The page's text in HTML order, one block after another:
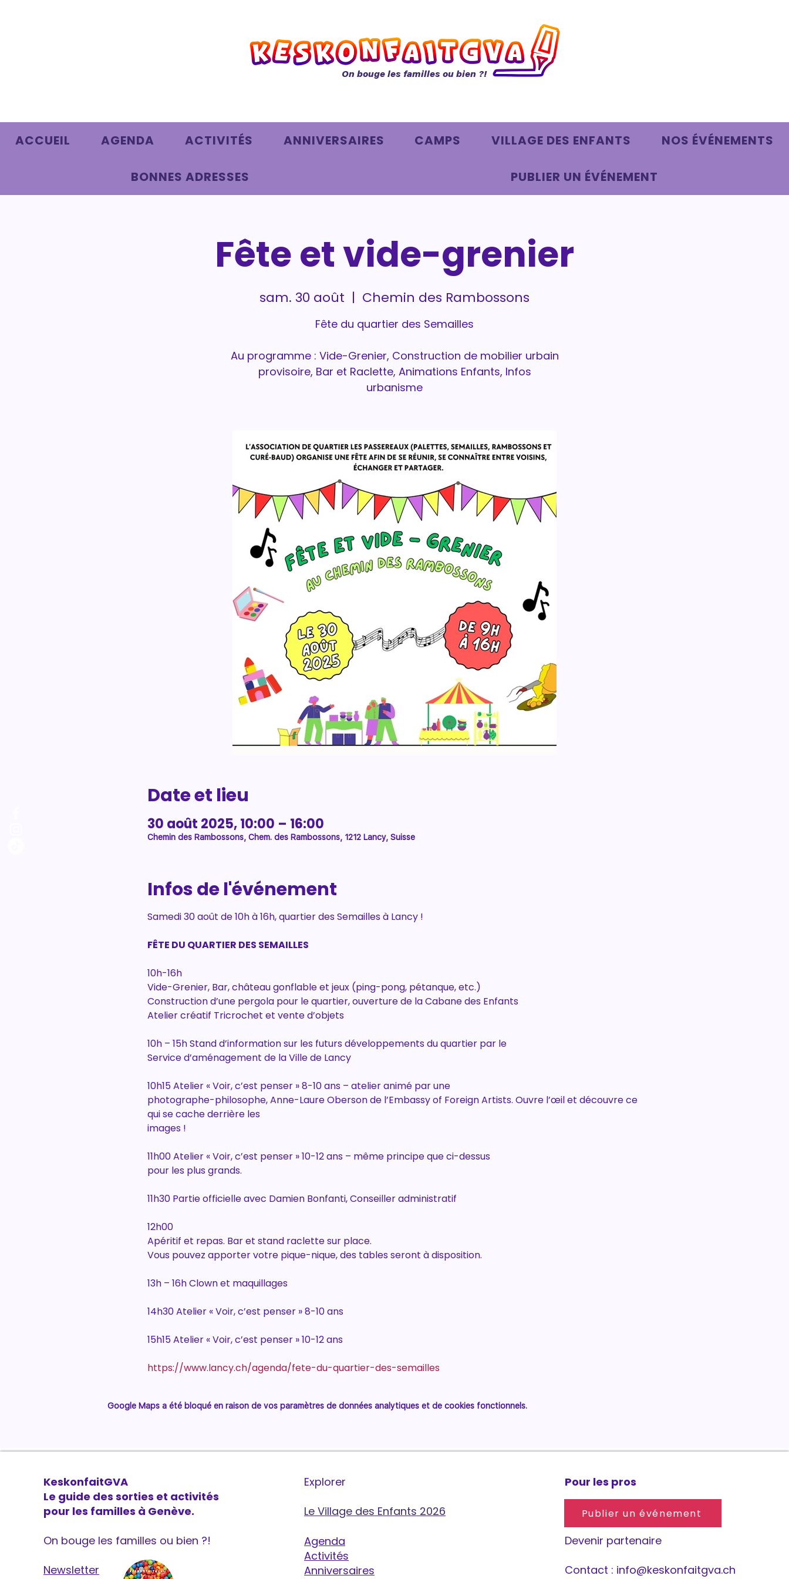
On bouge les familles ou bien ?!
ACCUEIL AGENDA ACTIVITÉS ANNIVERSAIRES CAMPS VILLAGE DES ENFANTS NOS ÉVÉNEMENTS
BONNES ADRESSES PUBLIER UN ÉVÉNEMENT
Fête et vide-grenier
sam. 30 août
  |
Chemin des Rambossons
Fête du quartier des Semailles
Au programme : Vide-Grenier, Construction de mobilier urbain
provisoire, Bar et Raclette, Animations Enfants, Infos
urbanisme
Date et lieu
30 août 2025, 10:00 – 16:00
Chemin des Rambossons, Chem. des Rambossons, 1212 Lancy, Suisse
Infos de l'événement
Samedi 30 août de 10h à 16h, quartier des Semailles à Lancy !
FÊTE DU QUARTIER DES SEMAILLES
10h-16h
Vide-Grenier, Bar, château gonflable et jeux (ping-pong, pétanque, etc.)
Construction d’une pergola pour le quartier, ouverture de la Cabane des Enfants
Atelier créatif Tricrochet et vente d’objets
10h – 15h Stand d’information sur les futurs développements du quartier par le
Service d’aménagement de la Ville de Lancy
10h15 Atelier « Voir, c’est penser » 8-10 ans – atelier animé par une
photographe-philosophe, Anne-Laure Oberson de l’Embassy of Foreign Artists. Ouvre l’œil et découvre ce
qui se cache derrière les
images !
11h00 Atelier « Voir, c’est penser » 10-12 ans – même principe que ci-dessus
pour les plus grands.
11h30 Partie officielle avec Damien Bonfanti, Conseiller administratif
12h00
Apéritif et repas. Bar et stand raclette sur place.
Vous pouvez apporter votre pique-nique, des tables seront à disposition.
13h – 16h Clown et maquillages
14h30 Atelier « Voir, c’est penser » 8-10 ans
15h15 Atelier « Voir, c’est penser » 10-12 ans
https://www.lancy.ch/agenda/fete-du-quartier-des-semailles
Google Maps a été bloqué en raison de vos paramètres de données analytiques et de cookies fonctionnels.
KeskonfaitGVA
Le guide des sorties et activités
pour les familles à Genève.
On bouge les familles ou bien ?!
Newsletter
Explorer
Le Village des Enfants 2026
Agenda
Activités
Anniversaires
Pour les pros
Devenir partenaire
Contact : info@keskonfaitgva.ch
Publier un événement